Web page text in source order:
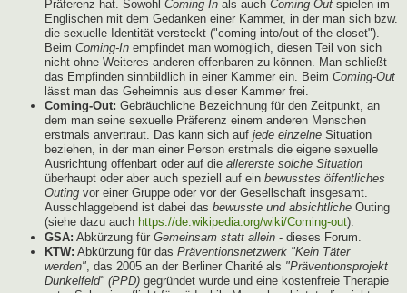
Präferenz hat. Sowohl Coming-In als auch Coming-Out spielen im
Englischen mit dem Gedanken einer Kammer, in der man sich bzw.
die sexuelle Identität versteckt ("coming into/out of the closet").
Beim Coming-In empfindet man womöglich, diesen Teil von sich
nicht ohne Weiteres anderen offenbaren zu können. Man schließt
das Empfinden sinnbildlich in einer Kammer ein. Beim Coming-Out
lässt man das Geheimnis aus dieser Kammer frei.
Coming-Out: Gebräuchliche Bezeichnung für den Zeitpunkt, an
dem man seine sexuelle Präferenz einem anderen Menschen
erstmals anvertraut. Das kann sich auf jede einzelne Situation
beziehen, in der man einer Person erstmals die eigene sexuelle
Ausrichtung offenbart oder auf die allererste solche Situation
überhaupt oder aber auch speziell auf ein bewusstes öffentliches
Outing vor einer Gruppe oder vor der Gesellschaft insgesamt.
Ausschlaggebend ist dabei das bewusste und absichtliche Outing
(siehe dazu auch https://de.wikipedia.org/wiki/Coming-out).
GSA: Abkürzung für Gemeinsam statt allein - dieses Forum.
KTW: Abkürzung für das Präventionsnetzwerk "Kein Täter
werden", das 2005 an der Berliner Charité als "Präventionsprojekt
Dunkelfeld" (PPD) gegründet wurde und eine kostenfreie Therapie